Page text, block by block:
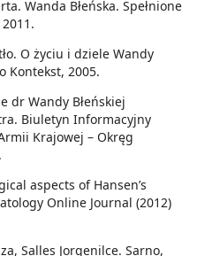
Wanda Błeńska. Spełnione
O życiu i dziele Wandy
Kontekst, 2005.
dr Wandy Błeńskiej
Biuletyn Informacyjny
Krajowej – Okręg
aspects of Hansen’s
Online Journal (2012)
Salles Jorgenilce. Sarno,